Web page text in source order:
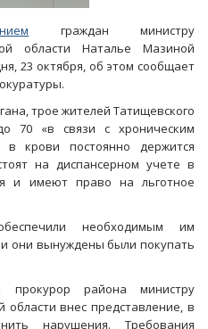
граждан министру
области Наталье Мазиной
23 октября, об этом сообщает
трое жителей Татищевского
70 «в связи с хроническим
крови постоянно держится
на диспансерном учете в
и имеют право на льготное
необходимым им
они вынуждены были покупать
прокурор района министру
области внес представление, в
нарушения. Требования